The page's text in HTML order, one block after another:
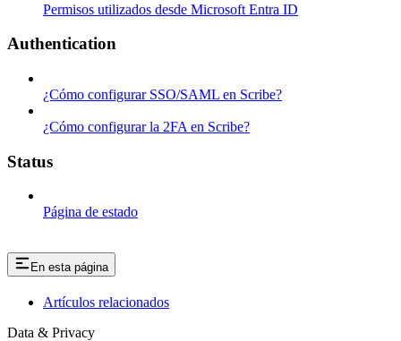
Permisos utilizados desde Microsoft Entra ID
Authentication
¿Cómo configurar SSO/SAML en Scribe?
¿Cómo configurar la 2FA en Scribe?
Status
Página de estado
En esta página
Artículos relacionados
Data & Privacy